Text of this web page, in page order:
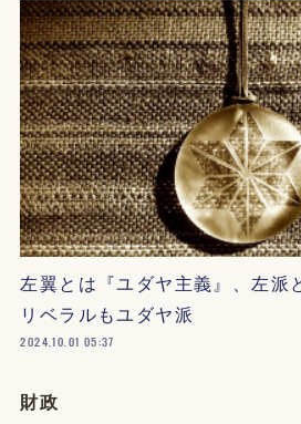
左翼とは『ユダヤ主義』、左派
リベラルもユダヤ派
2024.10.01 05:37
財政